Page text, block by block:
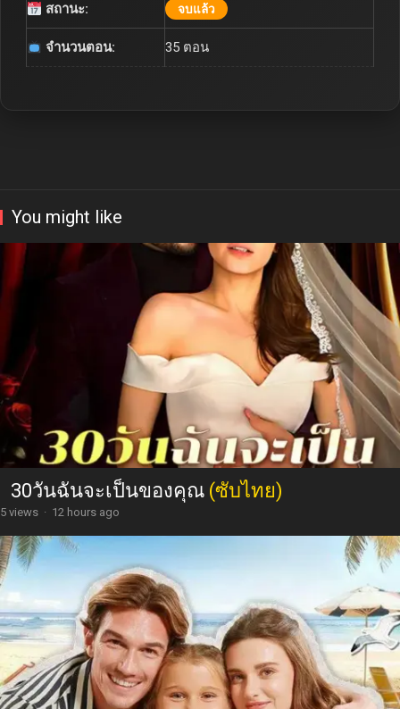
สถานะ: จบแล้ว
จำนวนตอน: 35 ตอน
You might like
30วันฉันจะเป็นของคุณ (ซับไทย)
5 views · 12 hours ago